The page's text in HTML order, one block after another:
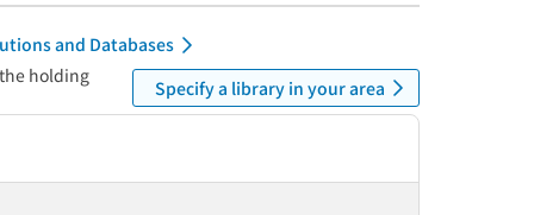
and Databases
holding
Specify a library in your area